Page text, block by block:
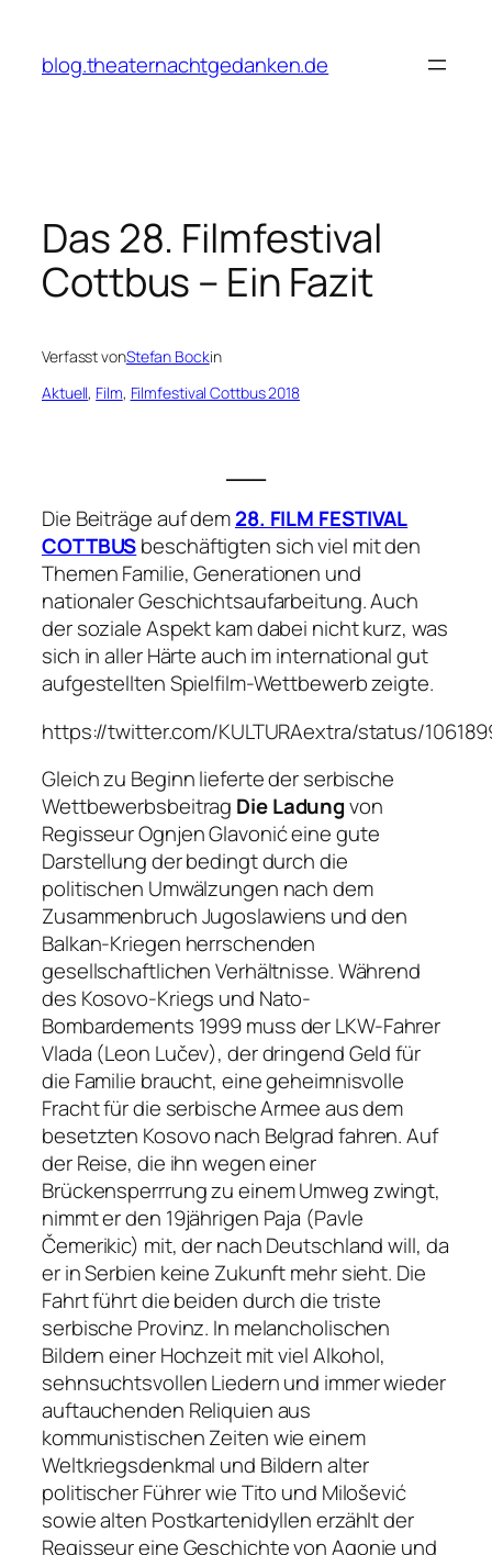
springen
blog.theaternachtgedanken.de
Das 28. Filmfestival
Cottbus – Ein Fazit
Verfasst vonStefan Bockin
Aktuell, Film, Filmfestival Cottbus 2018
Die Beiträge auf dem28. FILM FESTIVAL
COTTBUSbeschäftigten sich viel mit den
Themen Familie, Generationen und
nationaler Geschichtsaufarbeitung. Auch
der soziale Aspekt kam dabei nicht kurz, was
sich in aller Härte auch im international gut
aufgestellten Spielfilm-Wettbewerb zeigte.
https://twitter.com/KULTURAextra/status/
Gleich zu Beginn lieferte der serbische
Wettbewerbsbeitrag Die Ladungvon
Regisseur Ognjen Glavonić eine gute
Darstellung der bedingt durch die
politischen Umwälzungen nach dem
Zusammenbruch Jugoslawiens und den
Balkan-Kriegen herrschenden
gesellschaftlichen Verhältnisse. Während
des Kosovo-Kriegs und Nato-
Bombardements 1999 muss der LKW-Fahrer
Vlada (Leon Lučev), der dringend Geld für
die Familie braucht, eine geheimnisvolle
Fracht für die serbische Armee aus dem
besetzten Kosovo nach Belgrad fahren. Auf
der Reise, die ihn wegen einer
Brückensperrrung zu einem Umweg zwingt,
nimmt er den 19jährigen Paja (Pavle
Čemerikic) mit, der nach Deutschland will, da
er in Serbien keine Zukunft mehr sieht. Die
Fahrt führt die beiden durch die triste
serbische Provinz. In melancholischen
Bildern einer Hochzeit mit viel Alkohol,
sehnsuchtsvollen Liedern und immer wieder
auftauchenden Reliquien aus
kommunistischen Zeiten wie einem
Weltkriegsdenkmal und Bildern alter
politischer Führer wie Tito und Milošević
sowie alten Postkartenidyllen erzählt der
Regisseur eine Geschichte von Agonie und